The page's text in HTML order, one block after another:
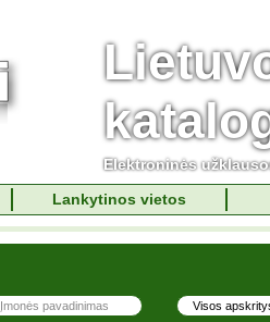
Elektroninės
Lankytinos vietos